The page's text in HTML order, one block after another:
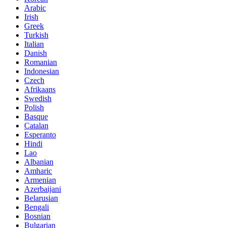
Arabic
Irish
Greek
Turkish
Italian
Danish
Romanian
Indonesian
Czech
Afrikaans
Swedish
Polish
Basque
Catalan
Esperanto
Hindi
Lao
Albanian
Amharic
Armenian
Azerbaijani
Belarusian
Bengali
Bosnian
Bulgarian